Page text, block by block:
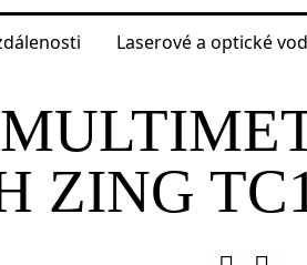
Laserové a optické
měřicí přístroje Digitální
ZING